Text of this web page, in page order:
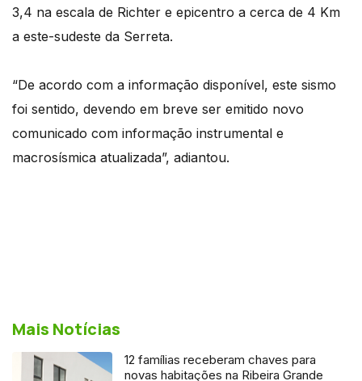
3,4 na escala de Richter e epicentro a cerca de 4 Km
a este-sudeste da Serreta.
“De acordo com a informação disponível, este sismo
foi sentido, devendo em breve ser emitido novo
comunicado com informação instrumental e
macrosísmica atualizada”, adiantou.
Mais Notícias
12 famílias receberam chaves para
novas habitações na Ribeira Grande